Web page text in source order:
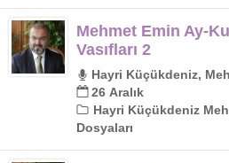
Mehmet Emin Ay-
Vasıfları 2
Hayri Küçükdeniz,
26 Aralık
Hayri Küçükdeniz
Dosyaları